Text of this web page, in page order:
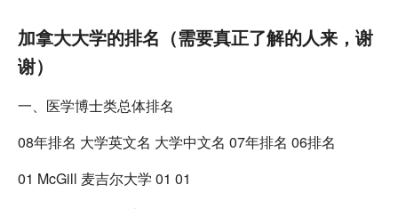
加拿大大学的排名（需要真正了解的人来，谢
谢）
一、医学博士类总体排名
08年排名 大学英文名 大学中文名 07年排名 06排名
01 McGill 麦吉尔大学 01 01